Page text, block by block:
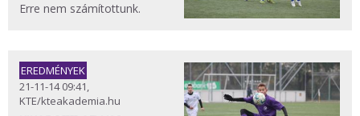
Erre nem számítottunk.
EREDMÉNYEK
21-11-14 09:41,
KTE/kteakademia.hu